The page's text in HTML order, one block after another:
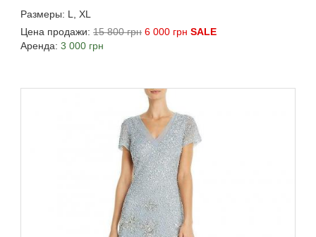
Размеры: L, XL
Цена продажи: 15 800 грн 6 000 грн SALE
Аренда: 3 000 грн